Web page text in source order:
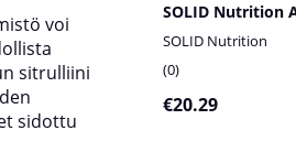
SOLID Nutrition
SOLID Nutrition
0
€20.29
voi
sitrulliini
sidottu
Päivittäinen annos:
yksi annos heti
sen jälkeen.